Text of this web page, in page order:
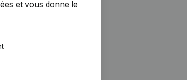
et vous donne le